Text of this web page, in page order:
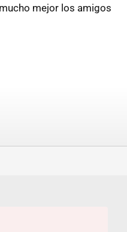
mejor los amigos